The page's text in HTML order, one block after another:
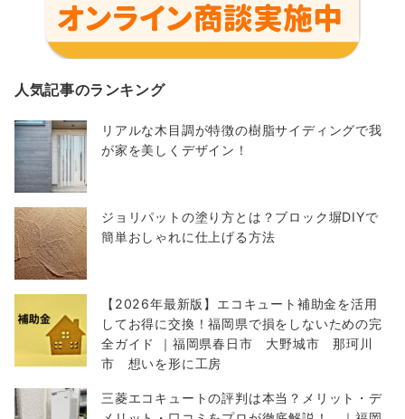
人気記事のランキング
リアルな木目調が特徴の樹脂サイディングで我
が家を美しくデザイン！
ジョリパットの塗り方とは？ブロック塀DIYで
簡単おしゃれに仕上げる方法
【2026年最新版】エコキュート補助金を活用
してお得に交換！福岡県で損をしないための完
全ガイド ｜福岡県春日市 大野城市 那珂川
市 想いを形に工房
三菱エコキュートの評判は本当？メリット・デ